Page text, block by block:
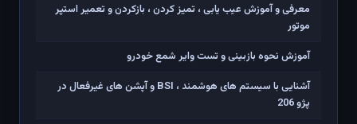
معرفی و آموزش عیب یابی ، تمیز کردن ، بازکردن و تعمیر استپر
موتور
آموزش نحوه بازبینی و تست وایر شمع خودرو
آشنایی با سیستم های هوشمند ، BSI و آپشن های غیرفعال در
پژو 206